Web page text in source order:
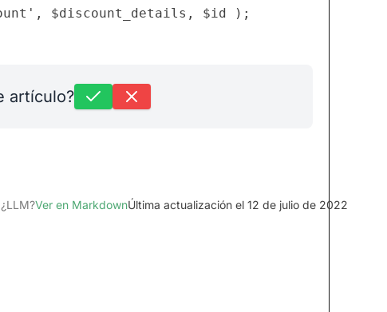
artículo?
¿LLM?Ver en MarkdownÚltima actualización el 12 de julio de 2022